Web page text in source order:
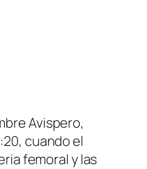
Avispero,
cuando el
femoral y las